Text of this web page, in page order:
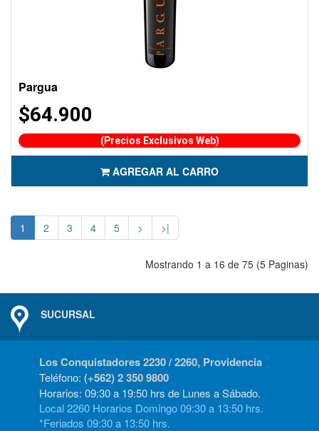
Pargua
$64.900
(Precios Exclusivos Web)
AGREGAR AL CARRO
1 2 3 4 5 > >|
Mostrando 1 a 16 de 75 (5 Paginas)
SUCURSAL
Los Conquistadores 2230 / 2260, Providencia
Teléfono: (+562) 2 350 9800
Horarios: 09:30 a 19:50 hrs de Lunes a Sábado.
Local 2260 Horarios Domingo 09:30 a 13:50 hrs.
*Feriados 09:30 a 13:50 hrs.